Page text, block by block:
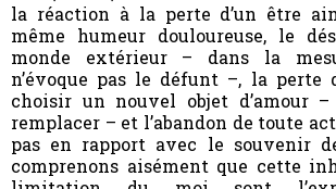
la réaction à la perte d’un être
même humeur douloureuse, le
monde extérieur – dans la
n’évoque pas le défunt –, la perte
choisir un nouvel objet d’amour
remplacer – et l’abandon de toute
pas en rapport avec le souvenir
comprenons aisément que cette